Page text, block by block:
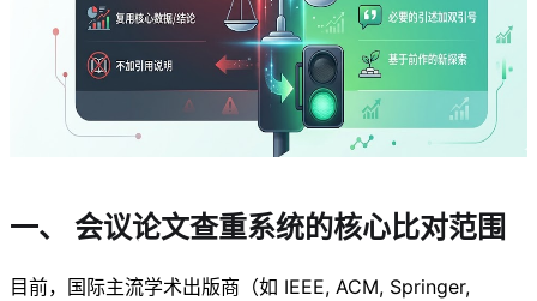
一、 会议论文查重系统的核心比对范围
目前，国际主流学术出版商（如 IEEE, ACM, Springer,